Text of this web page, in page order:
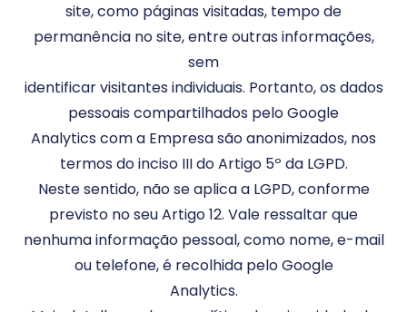
site, como páginas visitadas, tempo de
permanência no site, entre outras informações,
sem
identificar visitantes individuais. Portanto, os dados
pessoais compartilhados pelo Google
Analytics com a Empresa são anonimizados, nos
termos do inciso III do Artigo 5º da LGPD.
Neste sentido, não se aplica a LGPD, conforme
previsto no seu Artigo 12. Vale ressaltar que
nenhuma informação pessoal, como nome, e-mail
ou telefone, é recolhida pelo Google
Analytics.